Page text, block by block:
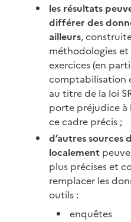
les résultats
différer des
ailleurs,
méthodologies et
exercices (en
comptabilisation
au titre de la loi
porte préjudice
ce cadre précis ;
d’autres sources
localement
plus précises et
remplacer les
outils :
enquêtes